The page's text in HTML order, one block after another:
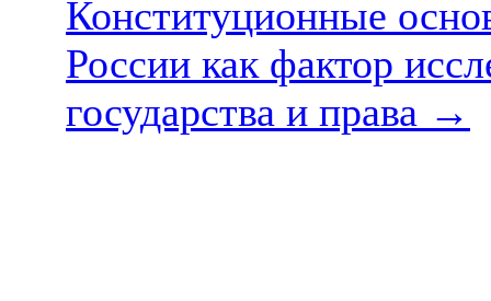
Конституционные
России как фактор
государства и права →